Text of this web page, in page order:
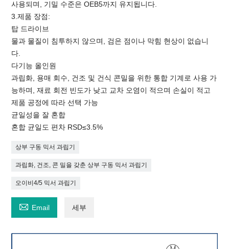
사용되며, 기밀 수준은 OEB5까지 유지됩니다.
3.제품 장점:
탑 드라이브
물과 물질이 침투하지 않으며, 검은 점이나 막힘 현상이 없습니
다.
다기능 올인원
과립화, 용매 회수, 건조 및 건식 콘밀을 위한 통합 기계로 사용 가
능하며, 재료 회전 빈도가 낮고 교차 오염이 적으며 손실이 적고
제품 공정에 따라 선택 가능
균일성을 잘 혼합
혼합 균일도 편차 RSD≤3.5%
상부 구동 믹서 과립기
과립화, 건조, 콘 밀을 갖춘 상부 구동 믹서 과립기
오이비4/5 믹서 과립기
 Email 세부